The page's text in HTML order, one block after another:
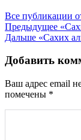
Все публикации
Навигация
по
записям
Предыдущее
Дальше «Сахих
Добавить
Ваш адрес email
помечены *